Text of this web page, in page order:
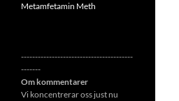
Metamfetamin Meth
----------------------------------------
-------
Om kommentarer
Vi koncentrerar oss just nu